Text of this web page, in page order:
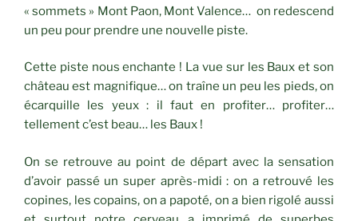
« sommets » Mont Paon, Mont Valence… on redescend
un peu pour prendre une nouvelle piste.
Cette piste nous enchante ! La vue sur les Baux et son
château est magnifique… on traîne un peu les pieds, on
écarquille les yeux : il faut en profiter… profiter…
tellement c’est beau… les Baux !
On se retrouve au point de départ avec la sensation
d’avoir passé un super après-midi : on a retrouvé les
copines, les copains, on a papoté, on a bien rigolé aussi